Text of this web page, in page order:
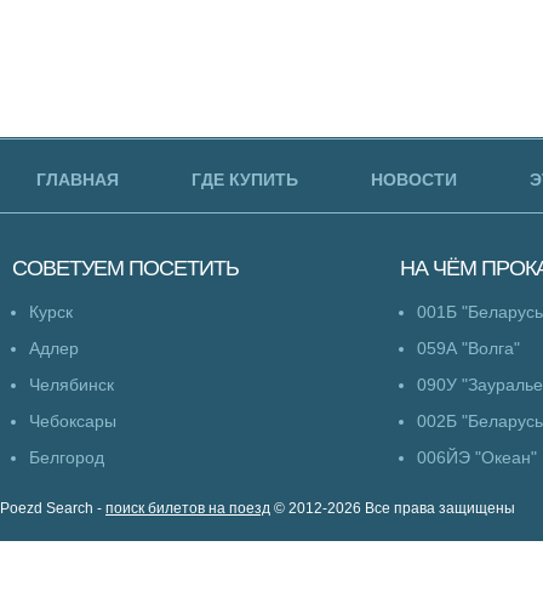
ГЛАВНАЯ ГДЕ КУПИТЬ НОВОСТИ
СОВЕТУЕМ ПОСЕТИТЬ
Курск
Адлер
Челябинск
Чебоксары
Белгород
НА ЧЁМ
001Б
059А "Волга"
090У
002Б
006ЙЭ "Океан"
Poezd Search - поиск билетов на поезд © 2012-2026 Все права защищены